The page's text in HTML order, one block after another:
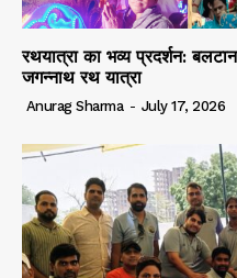
रथयात्रा का भव्य प्रदर्शन:
जगन्नाथ रथ यात्रा
Anurag Sharma - July 17, 2026